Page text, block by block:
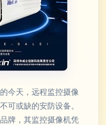
今天，远程监控摄像
可或缺的安防设备。
牌，其监控摄像机凭